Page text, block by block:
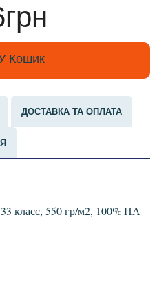
Кошик
ДОСТАВКА ТА ОПЛАТА
класс, 550 гр/м2, 100% ПА